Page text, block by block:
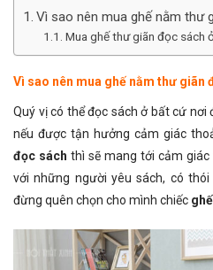
Vì sao nên mua ghế nằm thư
Mua ghế thư giãn đọc sách
Vì sao nên mua ghế nằm thư giãn
Quý vị có thể đọc sách ở bất cứ
nếu được tận hưởng cảm giác
đọc sách thì sẽ mang tới cảm giác
với những người yêu sách, có
đừng quên chọn cho mình chiếc